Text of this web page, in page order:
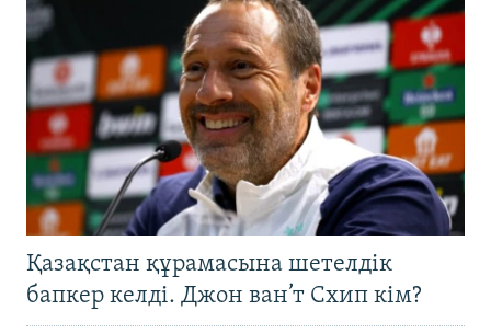
Қазақстан құрамасына шетелдік
бапкер келді. Джон ван’т Схип кім?